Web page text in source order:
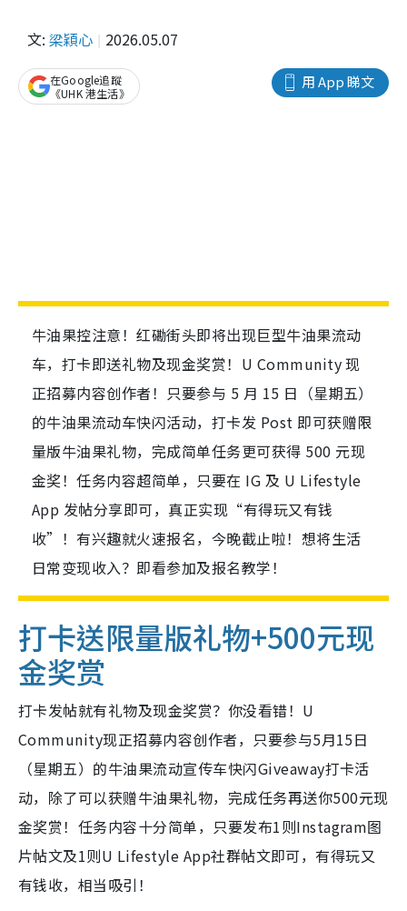
文: 梁穎心 2026.05.07
用 App 睇文
在Google追蹤
《UHK 港生活》
牛油果控注意！红磡街头即将出现巨型牛油果流动
车，打卡即送礼物及现金奖赏！U Community 现
正招募内容创作者！只要参与 5 月 15 日（星期五）
的牛油果流动车快闪活动，打卡发 Post 即可获赠限
量版牛油果礼物，完成简单任务更可获得 500 元现
金奖！任务内容超简单，只要在 IG 及 U Lifestyle
App 发帖分享即可，真正实现“有得玩又有钱
收”！有兴趣就火速报名，今晚截止啦！想将生活
日常变现收入？即看参加及报名教学！
打卡送限量版礼物+500元现
金奖赏
打卡发帖就有礼物及现金奖赏？你没看错！U
Community现正招募内容创作者，只要参与5月15日
（星期五）的牛油果流动宣传车快闪Giveaway打卡活
动，除了可以获赠牛油果礼物，完成任务再送你500元现
金奖赏！任务内容十分简单，只要发布1则Instagram图
片帖文及1则U Lifestyle App社群帖文即可，有得玩又
有钱收，相当吸引！